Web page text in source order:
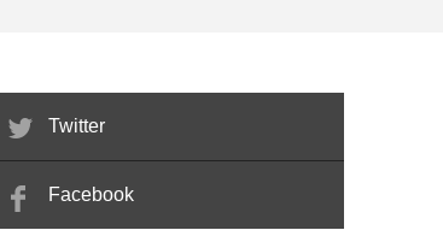
Twitter
Facebook